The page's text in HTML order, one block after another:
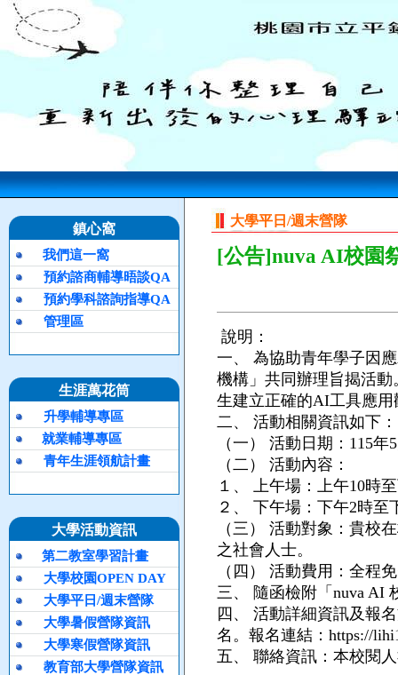
鎮心窩
我們這一窩
預約諮商輔導晤談QA
預約學科諮詢指導QA
管理區
生涯萬花筒
升學輔導專區
就業輔導專區
青年生涯領航計畫
大學活動資訊
第二教室學習計畫
大學校園OPEN DAY
大學平日/週末營隊
大學暑假營隊資訊
大學寒假營隊資訊
教育部大學營隊資訊
大學平日/週末營隊
[公告]nuva AI校園
說明：
一、
為協助青年學子因
機構」共同辦理旨揭活
生建立正確的AI工具應
二、
活動相關資訊如下：
（一）
活動日期：115年
（二）
活動內容：
１、
上午場：上午10時
２、
下午場：下午2時至
（三）
活動對象：貴校
之社會人士。
（四）
活動費用：全程
三、
隨函檢附「nuva AI
四、
活動詳細資訊及報
名。報名連結：https://
五、
聯絡資訊：本校閱